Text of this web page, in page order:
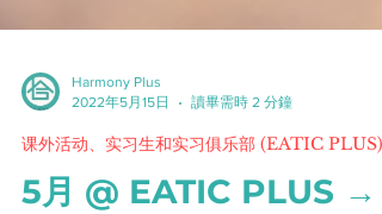
2022年5月15日
讀畢需時 2 分鐘
课外活动、实习生和实习俱乐部 (EATIC PLUS)